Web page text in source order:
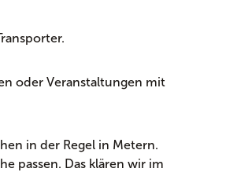
oder Veranstaltungen mit
in der Regel in Metern.
passen. Das klären wir im